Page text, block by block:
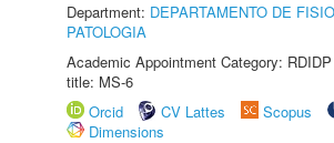
Department: DEPARTAMENTO DE
PATOLOGIA
Academic Appointment Category:
title: MS-6
Orcid
CV Lattes Scopus
Dimensions